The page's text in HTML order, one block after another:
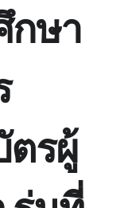
กษา
รผู้